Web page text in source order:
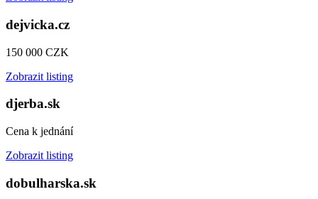
dejvicka.cz
150 000 CZK
Zobrazit listing
djerba.sk
Cena k jednání
Zobrazit listing
dobulharska.sk